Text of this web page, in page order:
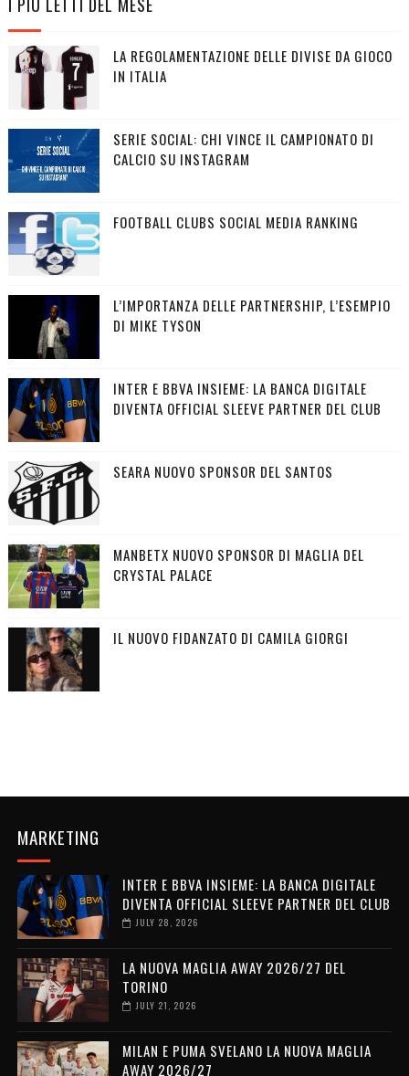
LA REGOLAMENTAZIONE DELLE DIVISE DA GIOCO
IN ITALIA
SERIE SOCIAL: CHI VINCE IL CAMPIONATO DI
CALCIO SU INSTAGRAM
FOOTBALL CLUBS SOCIAL MEDIA RANKING
L’IMPORTANZA DELLE PARTNERSHIP, L’ESEMPIO
DI MIKE TYSON
INTER E BBVA INSIEME: LA BANCA DIGITALE
DIVENTA OFFICIAL SLEEVE PARTNER DEL CLUB
SEARA NUOVO SPONSOR DEL SANTOS
MANBETX NUOVO SPONSOR DI MAGLIA DEL
CRYSTAL PALACE
IL NUOVO FIDANZATO DI CAMILA GIORGI
MARKETING
INTER E BBVA INSIEME: LA BANCA DIGITALE
DIVENTA OFFICIAL SLEEVE PARTNER DEL CLUB
JULY 28, 2026
LA NUOVA MAGLIA AWAY 2026/27 DEL
TORINO
JULY 21, 2026
MILAN E PUMA SVELANO LA NUOVA MAGLIA
AWAY 2026/27